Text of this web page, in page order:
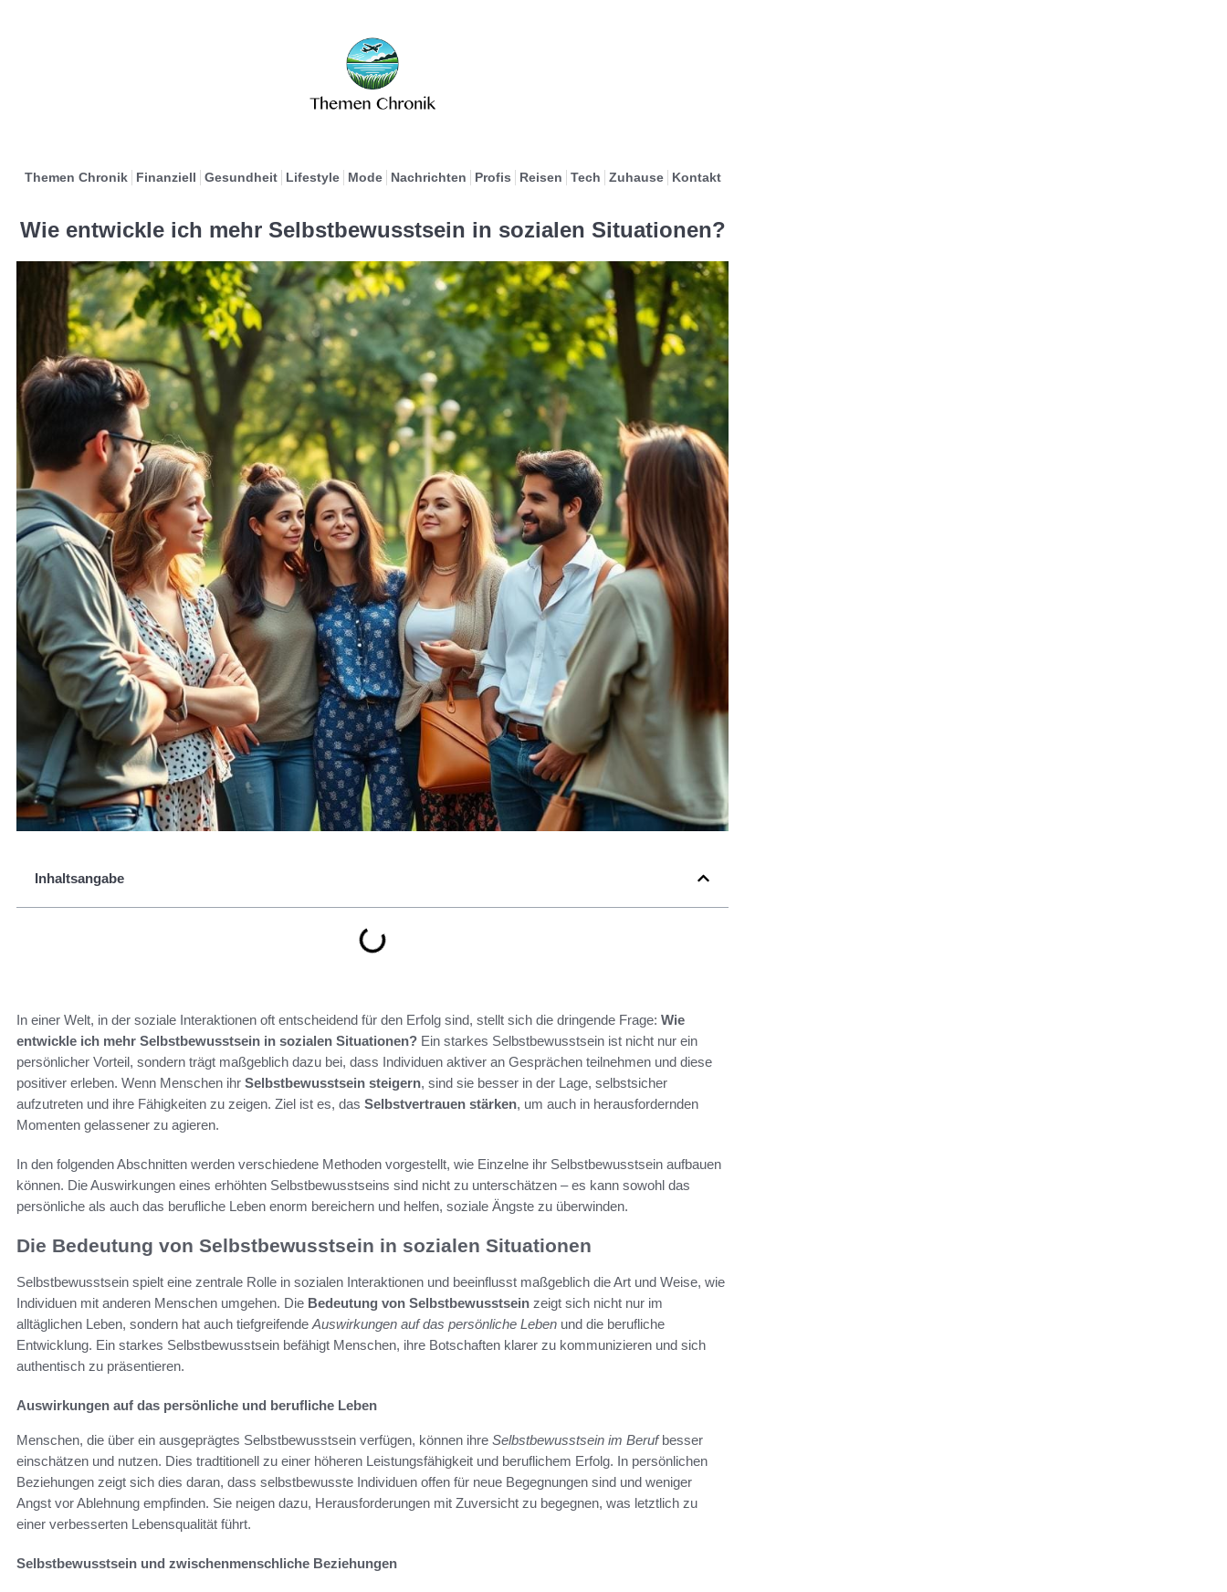
Themen Chronik Finanziell Gesundheit Lifestyle Mode Nachrichten Profis Reisen Tech Zuhause Kontakt
Wie entwickle ich mehr Selbstbewusstsein in sozialen Situationen?
Inhaltsangabe
In einer Welt, in der soziale Interaktionen oft entscheidend für den Erfolg sind, stellt sich die dringende Frage: Wie
entwickle ich mehr Selbstbewusstsein in sozialen Situationen? Ein starkes Selbstbewusstsein ist nicht nur ein
persönlicher Vorteil, sondern trägt maßgeblich dazu bei, dass Individuen aktiver an Gesprächen teilnehmen und diese
positiver erleben. Wenn Menschen ihr Selbstbewusstsein steigern, sind sie besser in der Lage, selbstsicher
aufzutreten und ihre Fähigkeiten zu zeigen. Ziel ist es, das Selbstvertrauen stärken, um auch in herausfordernden
Momenten gelassener zu agieren.
In den folgenden Abschnitten werden verschiedene Methoden vorgestellt, wie Einzelne ihr Selbstbewusstsein aufbauen
können. Die Auswirkungen eines erhöhten Selbstbewusstseins sind nicht zu unterschätzen – es kann sowohl das
persönliche als auch das berufliche Leben enorm bereichern und helfen, soziale Ängste zu überwinden.
Die Bedeutung von Selbstbewusstsein in sozialen Situationen
Selbstbewusstsein spielt eine zentrale Rolle in sozialen Interaktionen und beeinflusst maßgeblich die Art und Weise, wie
Individuen mit anderen Menschen umgehen. Die Bedeutung von Selbstbewusstsein zeigt sich nicht nur im
alltäglichen Leben, sondern hat auch tiefgreifendeAuswirkungen auf das persönliche Leben und die berufliche
Entwicklung. Ein starkes Selbstbewusstsein befähigt Menschen, ihre Botschaften klarer zu kommunizieren und sich
authentisch zu präsentieren.
Auswirkungen auf das persönliche und berufliche Leben
Menschen, die über ein ausgeprägtes Selbstbewusstsein verfügen, können ihre Selbstbewusstsein im Berufbesser
einschätzen und nutzen. Dies tradtitionell zu einer höheren Leistungsfähigkeit und beruflichem Erfolg. In persönlichen
Beziehungen zeigt sich dies daran, dass selbstbewusste Individuen offen für neue Begegnungen sind und weniger
Angst vor Ablehnung empfinden. Sie neigen dazu, Herausforderungen mit Zuversicht zu begegnen, was letztlich zu
einer verbesserten Lebensqualität führt.
Selbstbewusstsein und zwischenmenschliche Beziehungen